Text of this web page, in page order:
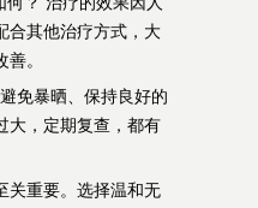
合其他治疗方式，大
。
免暴晒、保持良好的
大，定期复查，都有
关重要。选择温和无